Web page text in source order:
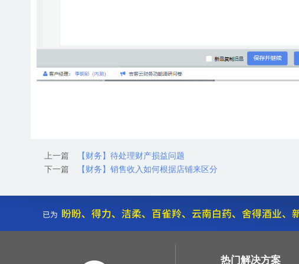
上一篇
【财务】待处理财产损益问题
下一篇
【财务】销售收入如何根据店铺来区分
热门解决方案